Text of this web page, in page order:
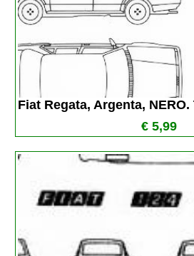
Fiat Regata, Argenta,
€ 5,99